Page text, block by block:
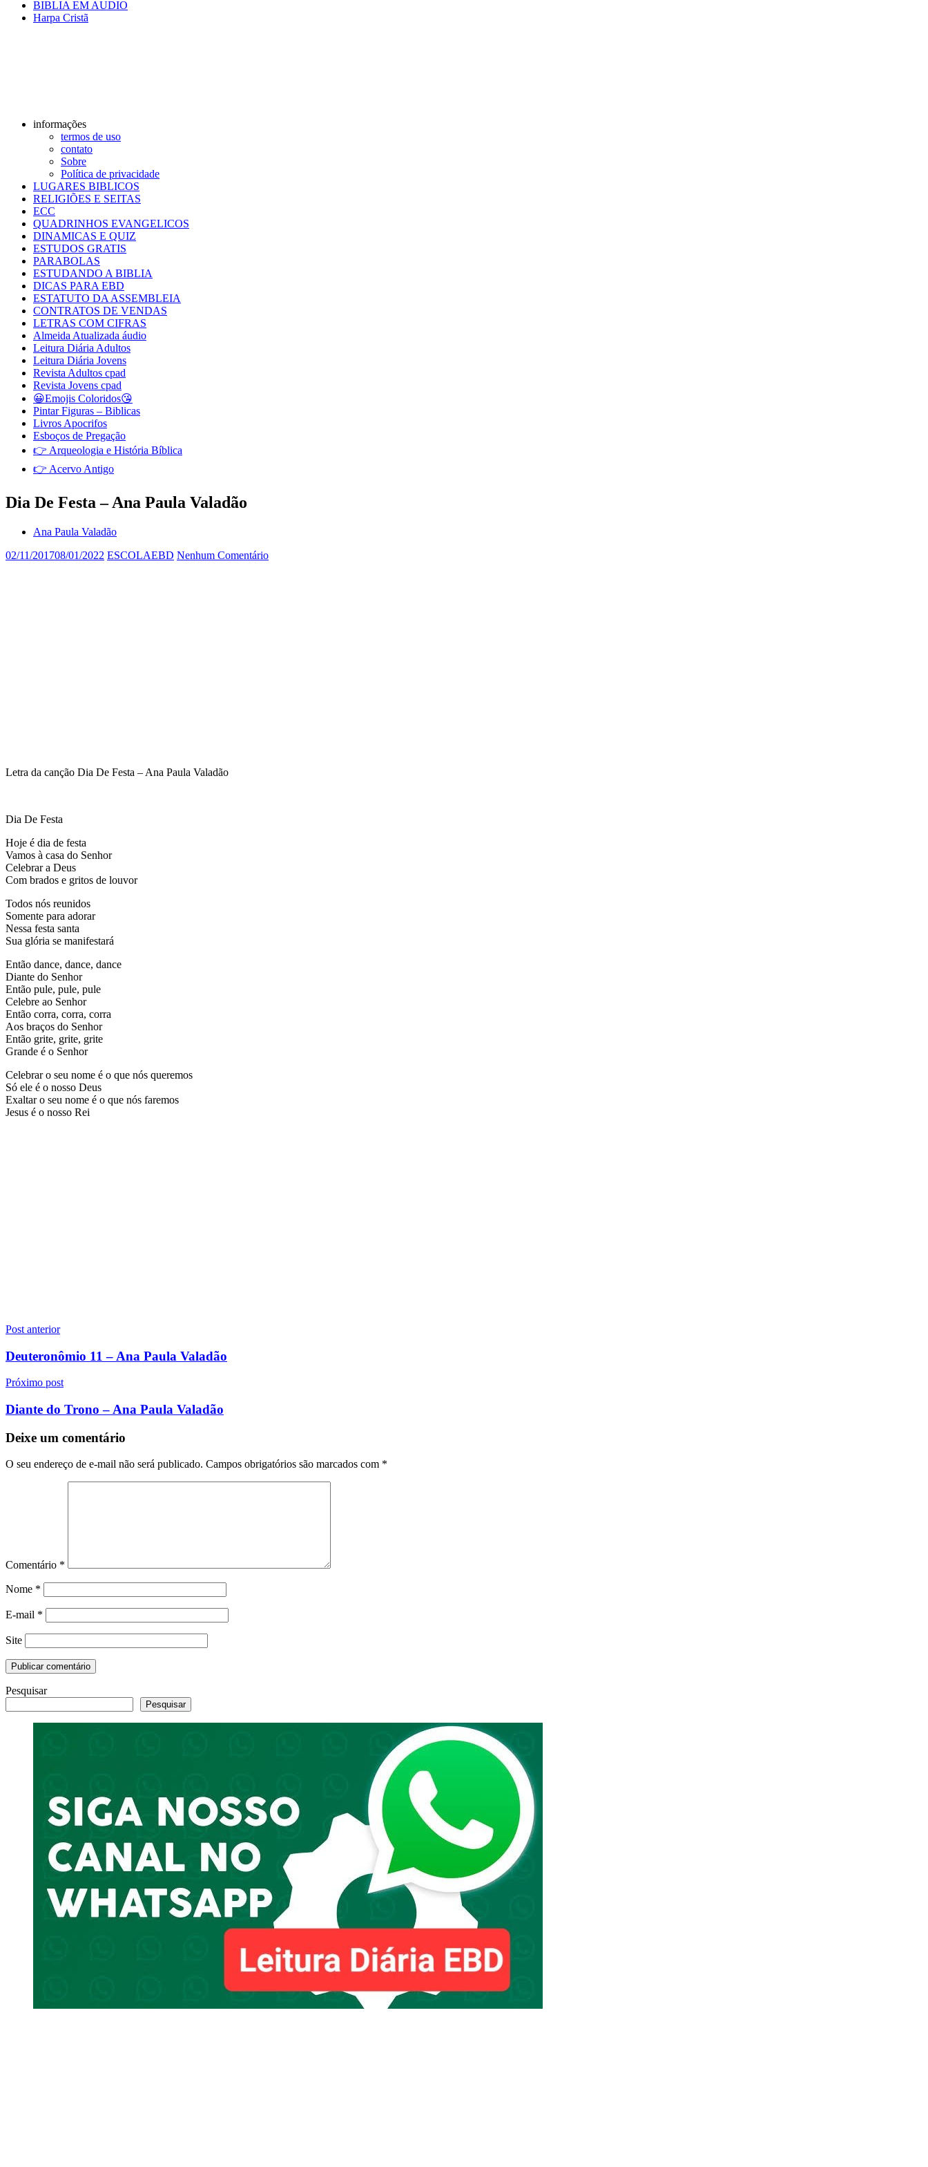
BIBLIA EM AUDIO
Harpa Cristã
informações
termos de uso
contato
Sobre
Política de privacidade
LUGARES BIBLICOS
RELIGIÕES E SEITAS
ECC
QUADRINHOS EVANGELICOS
DINAMICAS E QUIZ
ESTUDOS GRATIS
PARABOLAS
ESTUDANDO A BIBLIA
DICAS PARA EBD
ESTATUTO DA ASSEMBLEIA
CONTRATOS DE VENDAS
LETRAS COM CIFRAS
Almeida Atualizada áudio
Leitura Diária Adultos
Leitura Diária Jovens
Revista Adultos cpad
Revista Jovens cpad
😀Emojis Coloridos😘
Pintar Figuras – Biblicas
Livros Apocrifos
Esboços de Pregação
👉 Arqueologia e História Bíblica
👉 Acervo Antigo
Dia De Festa – Ana Paula Valadão
Ana Paula Valadão
02/11/201708/01/2022 ESCOLAEBD Nenhum Comentário
Letra da canção Dia De Festa – Ana Paula Valadão
Dia De Festa
Hoje é dia de festa
Vamos à casa do Senhor
Celebrar a Deus
Com brados e gritos de louvor
Todos nós reunidos
Somente para adorar
Nessa festa santa
Sua glória se manifestará
Então dance, dance, dance
Diante do Senhor
Então pule, pule, pule
Celebre ao Senhor
Então corra, corra, corra
Aos braços do Senhor
Então grite, grite, grite
Grande é o Senhor
Celebrar o seu nome é o que nós queremos
Só ele é o nosso Deus
Exaltar o seu nome é o que nós faremos
Jesus é o nosso Rei
Navegação
de
Post anterior
Deuteronômio 11 – Ana Paula Valadão
Próximo post
Diante do Trono – Ana Paula Valadão
Deixe um comentário
O seu endereço de e-mail não será publicado. Campos obrigatórios são marcados com *
Comentário *
Nome *
E-mail *
Site
Pesquisar
Pesquisar